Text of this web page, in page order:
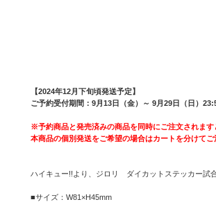
【2024年12月下旬頃発送予定】
ご予約受付期間：9月13日（金）～ 9月29日（日）
※予約商品と発売済みの商品を同時にご注文されます
本商品の個別発送をご希望の場合はカートを分けてご
ハイキュー!!より、ジロリ ダイカットステッカー試
■サイズ：W81×H45mm